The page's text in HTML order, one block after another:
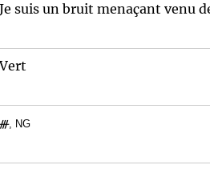
Je suis un bruit menaçant venu
Vert
ᚍ, NG